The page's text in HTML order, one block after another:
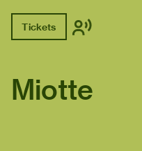
Tickets
Miotte